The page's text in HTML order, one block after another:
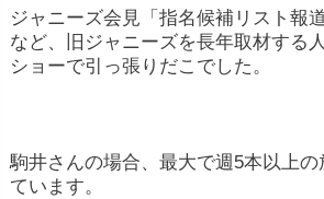
ジャニーズ会見「指名候補リスト報
など、旧ジャニーズを長年取材する
ショーで引っ張りだこでした。
駒井さんの場合、最大で週5本以上
ています。